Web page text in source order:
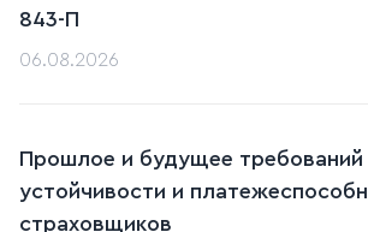
843-П
06.08.2026
Прошлое и будущее требований
устойчивости и
страховщиков